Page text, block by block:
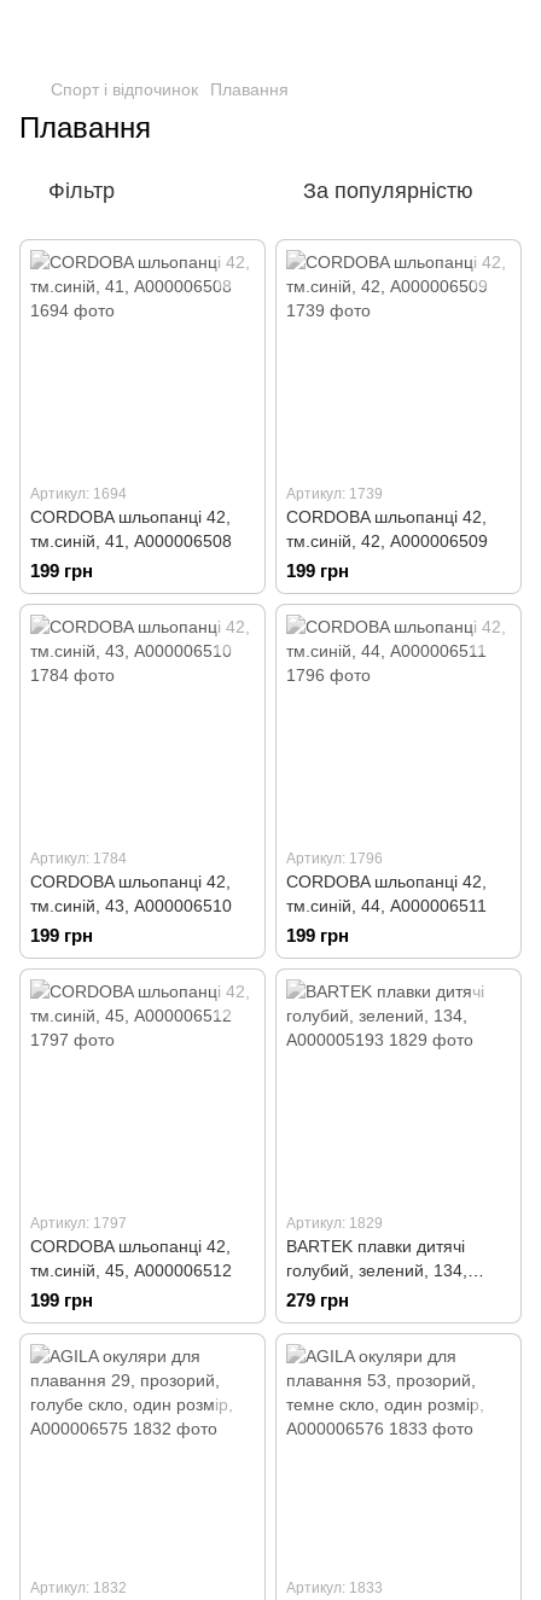
Спорт і відпочинок Плавання
Плавання
Фільтр За популярністю
Артикул: 1694
CORDOBA шльопанці 42,
тм.синій, 41, А000006508
199 грн
Артикул: 1739
CORDOBA шльопанці 42,
тм.синій, 42, А000006509
199 грн
Артикул: 1784
CORDOBA шльопанці 42,
тм.синій, 43, А000006510
199 грн
Артикул: 1796
CORDOBA шльопанці 42,
тм.синій, 44, А000006511
199 грн
Артикул: 1797
CORDOBA шльопанці 42,
тм.синій, 45, А000006512
199 грн
Артикул: 1829
BARTEK плавки дитячі
голубий, зелений, 134,
А000005193
279 грн
Артикул: 1832 Артикул: 1833